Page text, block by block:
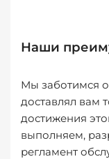
Наши
Мы заботимся
доставлял вам
достижения
выполняем,
регламент